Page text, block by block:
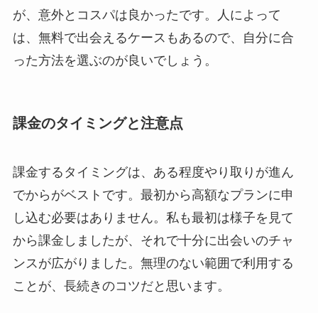
が、意外とコスパは良かったです。人によって
は、無料で出会えるケースもあるので、自分に合
った方法を選ぶのが良いでしょう。
課金のタイミングと注意点
課金するタイミングは、ある程度やり取りが進ん
でからがベストです。最初から高額なプランに申
し込む必要はありません。私も最初は様子を見て
から課金しましたが、それで十分に出会いのチャ
ンスが広がりました。無理のない範囲で利用する
ことが、長続きのコツだと思います。